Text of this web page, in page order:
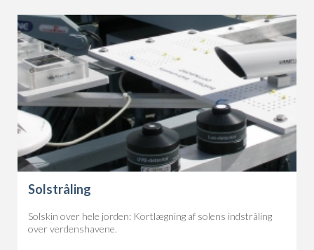
Solstråling
Solskin over hele jorden: Kortlægning af solens indstråling
over verdenshavene.